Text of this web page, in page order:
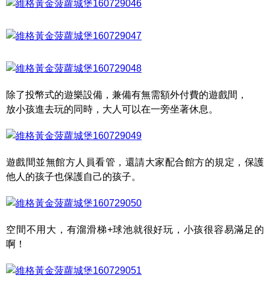
除了投幣式的遊樂設備，兼備有無需額外付費的遊戲間，
放小孩進去玩的同時，大人可以在一旁坐著休息。
遊戲間並無館方人員看管，還請大家配合館方的規定，保護
他人的孩子也保護自己的孩子。
空間不用大，有溜滑梯+球池就很好玩，小孩很容易滿足的
啊！